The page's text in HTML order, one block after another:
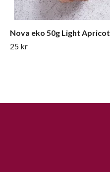
Nova eko 50g Light Apricot
25 kr